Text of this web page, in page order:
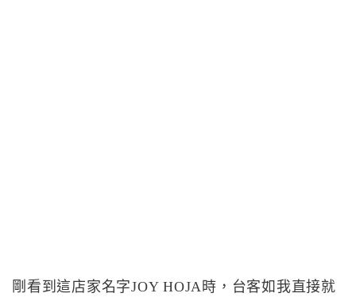
剛看到這店家名字JOY HOJA時，台客如我直接就